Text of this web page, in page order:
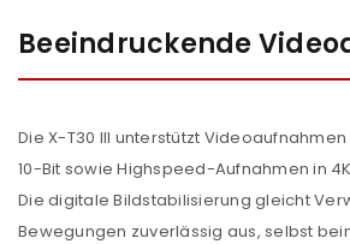
Beeindruckende
Die X-T30 III unterstützt
10-Bit sowie Highspeed-Aufnahmen in
Die digitale Bildstabilisierung gleicht
Bewegungen zuverlässig aus, selbst